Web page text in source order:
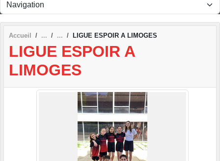
Accueil LIGUE ESPOIR A LIMOGES
LIGUE ESPOIR A
LIMOGES